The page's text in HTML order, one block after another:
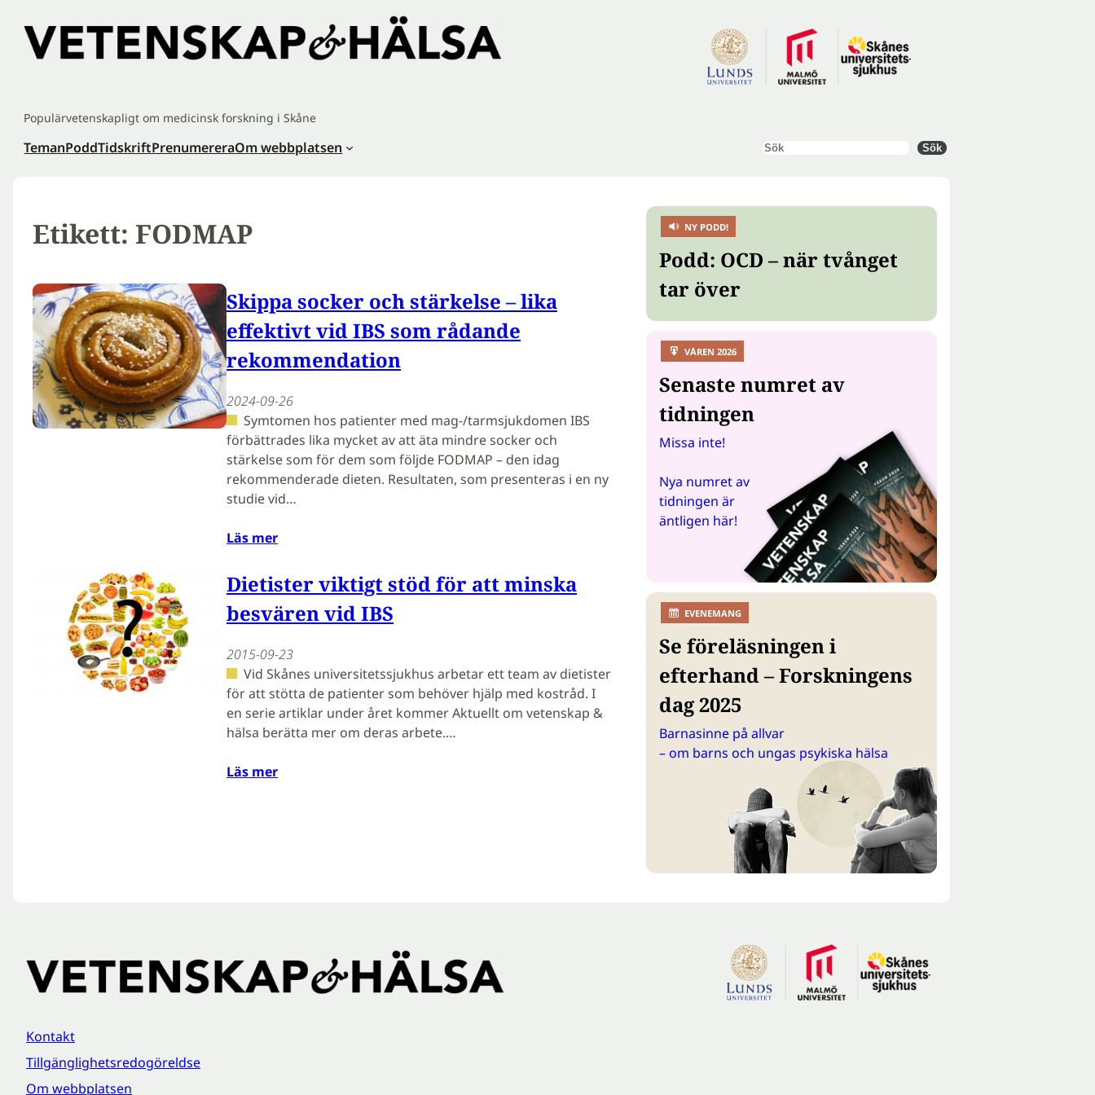
innehåll
Populärvetenskapligt om medicinsk forskning i Skåne
TemanPoddTidskriftPrenumereraOm webbplatsen Sök Sök
Etikett: FODMAP
Skippa socker och stärkelse – lika
effektivt vid IBS som rådande
rekommendation
2024-09-26
Symtomen hos patienter med mag-/tarmsjukdomen IBS
förbättrades lika mycket av att äta mindre socker och
stärkelse som för dem som följde FODMAP – den idag
rekommenderade dieten. Resultaten, som presenteras i en ny
studie vid…
Läs mer
Dietister viktigt stöd för att minska
besvären vid IBS
2015-09-23
Vid Skånes universitetssjukhus arbetar ett team av dietister
för att stötta de patienter som behöver hjälp med kostråd. I
en serie artiklar under året kommer Aktuellt om vetenskap &
hälsa berätta mer om deras arbete.…
Läs mer
NY PODD!
Podd: OCD – när tvånget
tar över
VÅREN 2026
Senaste numret av
tidningen
Missa inte!
Nya numret av
tidningen är
äntligen här!
EVENEMANG
Se föreläsningen i
efterhand – Forskningens
dag 2025
Barnasinne på allvar
– om barns och ungas psykiska hälsa
Kontakt
Tillgänglighetsredogöreldse
Om webbplatsen